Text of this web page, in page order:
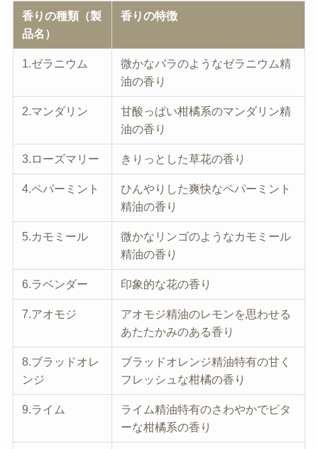
香りの種類（製
品名）
香りの特徴
1.ゼラニウム
微かなバラのようなゼラニウム精
油の香り
2.マンダリン
甘酸っぱい柑橘系のマンダリン精
油の香り
3.ローズマリー きりっとした草花の香り
4.ペパーミント
ひんやりした爽快なペパーミント
精油の香り
5.カモミール
微かなリンゴのようなカモミール
精油の香り
6.ラベンダー 印象的な花の香り
7.アオモジ
アオモジ精油のレモンを思わせる
あたたかみのある香り
8.ブラッドオレ
ンジ
ブラッドオレンジ精油特有の甘く
フレッシュな柑橘の香り
9.ライム
ライム精油特有のさわやかでビタ
ーな柑橘系の香り